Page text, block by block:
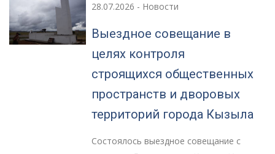
28.07.2026 - Новости
Выездное совещание в
целях контроля
строящихся общественных
пространств и дворовых
территорий города Кызыла
Состоялось выездное совещание с